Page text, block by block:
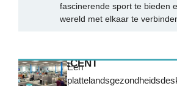
fascinerende sport te bieden
wereld met elkaar te
MEEST RECENT
Een